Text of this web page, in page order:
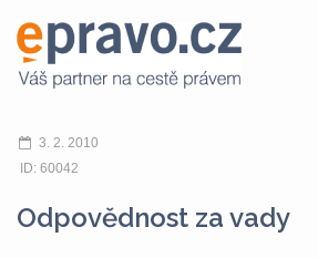
3. 2. 2010
ID: 60042
Odpovědnost za vady